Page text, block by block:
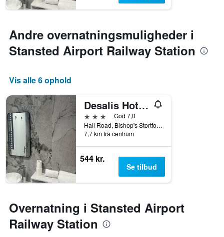
Andre overnatningsmuligheder i
Stansted Airport Railway Station
Vis alle 6 ophold
Desalis Hotel London Stansted
3 stjernerGod 7,0
Hall Road, Bishop's Stortford, Storbritannien
7,7 km fra centrum
544 kr.
Se tilbud
Overnatning i Stansted Airport
Railway Station